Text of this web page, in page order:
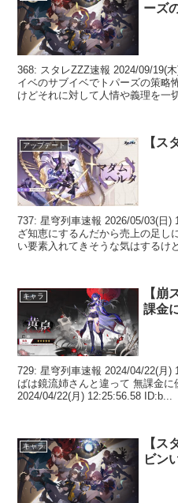
ーズ
368: スタレZZZ速報 2024/09/19(
イベのサブイベでトパーズの策略
けどそれに対して人情や義理を一
アップデート 【ス
737: 星穹列車速報 2026/05/03(日)
ざ知恵にするんだから売上の足し
い要素入れてきそうな気はするけ
キャラ
【崩
課金
729: 星穹列車速報 2024/04/22(月)
ばは鏡流姉さんと違って 無課金
2024/04/22(月) 12:25:56.58 ID:b...
キャラ
【ス
ビン